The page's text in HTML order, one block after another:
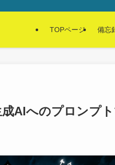
TOPページ 備忘
AIへのプロンプ